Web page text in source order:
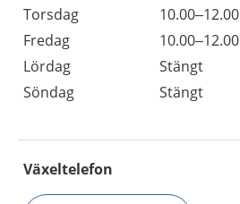
Torsdag
10.00–12.00
Fredag
10.00–12.00
Lördag
Stängt
Söndag
Stängt
Växeltelefon